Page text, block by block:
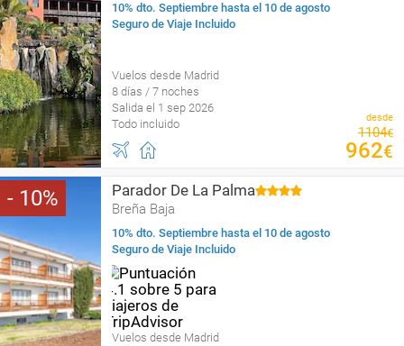
10% dto. Septiembre hasta el 10 de agosto
Seguro de Viaje Incluido
Vuelos desde Madrid
8 días / 7 noches
Salida el 1 sep 2026
Todo incluido
desde
1104€
962€
10 Parador De La Palma
Breña Baja
10% dto. Septiembre hasta el 10 de agosto
Seguro de Viaje Incluido
Vuelos desde Madrid